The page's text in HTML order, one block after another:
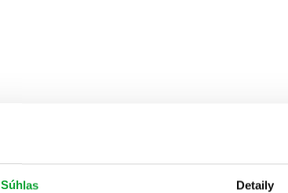
Súhlas Detaily